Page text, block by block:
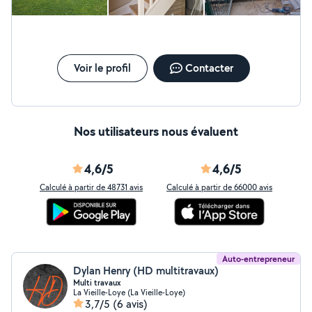
Voir le profil Contacter
Nos utilisateurs nous évaluent
4,6/5
Calculé à partir de 48731 avis
4,6/5
Calculé à partir de 66000 avis
Auto-entrepreneur
Dylan Henry (HD multitravaux)
Multi travaux
La Vieille-Loye (La Vieille-Loye)
3,7/5 (6 avis)